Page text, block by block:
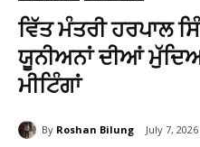
ਵਿੱਤ ਮੰਤਰੀ ਹਰਪਾਲ
ਯੂਨੀਅਨਾਂ ਦੀਆਂ
ਮੀਟਿੰਗਾਂ
By Roshan Bilung July 7, 2026